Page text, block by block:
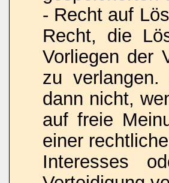
- Recht auf
Recht, die
Vorliegen der
zu verlangen.
dann nicht,
auf freie
einer
Interesses